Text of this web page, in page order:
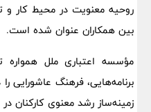
روحیه معنویت در محیط کار و
بین همکاران عنوان شده است.
مؤسسه اعتباری ملل همواره
برنامه‌هایی، فرهنگ عاشورایی
زمینه‌ساز رشد معنوی کارکنان